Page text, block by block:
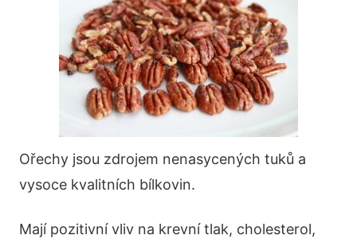
Ořechy jsou zdrojem nenasycených tuků a
vysoce kvalitních bílkovin.
Mají pozitivní vliv na krevní tlak, cholesterol,